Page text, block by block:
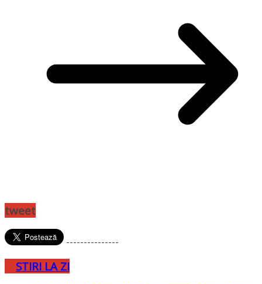
tweet
---------------
STIRI LA ZI